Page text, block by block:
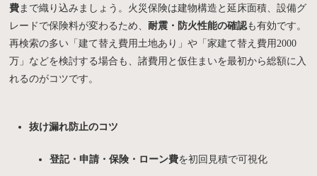
費まで織り込みましょう。火災保険は建物構造と延床面積、設備グ
レードで保険料が変わるため、 耐震・防火性能の確認も有効です。
再検索の多い「建て替え費用土地あり」や「家建て替え費用2000
万」などを検討する場合も、諸費用と仮住まいを最初から総額に入
れるのがコツです。
抜け漏れ防止のコツ
登記・申請・保険・ローン費を初回見積で可視化